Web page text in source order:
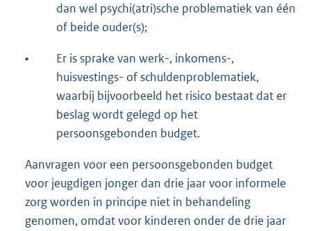
dan wel psychi(atri)sche problematiek van één
of beide ouder(s);
•
Er is sprake van werk-, inkomens-,
huisvestings- of schuldenproblematiek,
waarbij bijvoorbeeld het risico bestaat dat er
beslag wordt gelegd op het
persoonsgebonden budget.
Aanvragen voor een persoonsgebonden budget
voor jeugdigen jonger dan drie jaar voor informele
zorg worden in principe niet in behandeling
genomen, omdat voor kinderen onder de drie jaar